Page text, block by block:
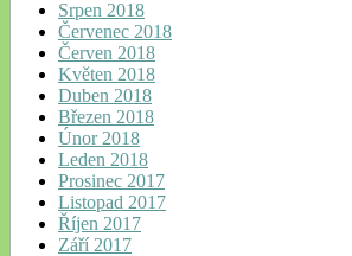
Srpen 2018
Červenec 2018
Červen 2018
Květen 2018
Duben 2018
Březen 2018
Únor 2018
Leden 2018
Prosinec 2017
Listopad 2017
Říjen 2017
Září 2017